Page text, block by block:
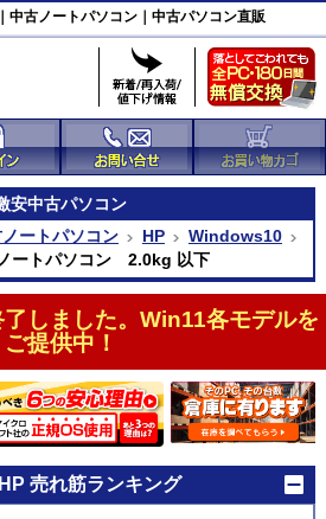
古ノートパソコン｜中古パソコン直販
安中古パソコン
ートパソコン HP
Windows10
トパソコン 2.0kg 以下
しました。Win11各モデルを
ご提供中！
売れ筋ランキング